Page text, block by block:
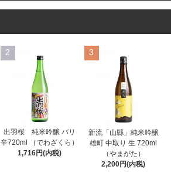
2
出羽桜 純米吟醸 バリ
辛720ml （でわざくら）
1,716円(内税)
3
新流「山縣」純米吟醸
雄町 中取り 生 720ml
（やまがた）
2,200円(内税)